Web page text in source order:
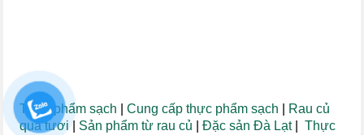
Thực phẩm sạch |Cung cấp thực phẩm sạch
Rau củ
quả tươi| Sản phẩm từ rau củ |Đặc sản Đà Lạt|Thực